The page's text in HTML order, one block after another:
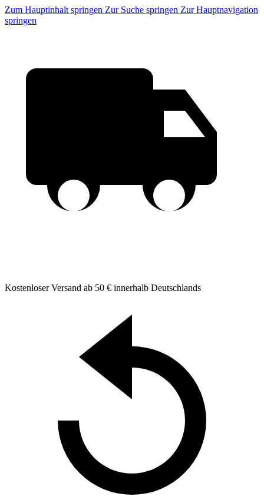
Zum Hauptinhalt springen Zur Suche springen Zur Hauptnavigation
springen
Kostenloser Versand ab 50 € innerhalb Deutschlands